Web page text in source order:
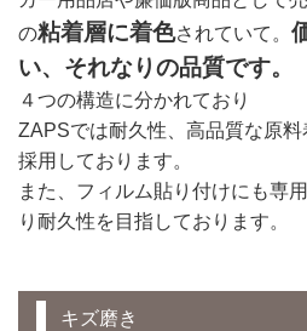
の粘着層に着色されていて。
い、それなりの品質です。
４つの構造に分かれており
ZAPSでは耐久性、高品質な原
採用しております。
また、フィルム貼り付けにも専
り耐久性を目指しております。
キズ磨き